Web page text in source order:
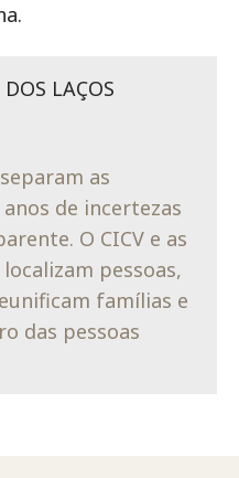
LAÇOS
as
de incertezas
O CICV e as
pessoas,
famílias e
das pessoas